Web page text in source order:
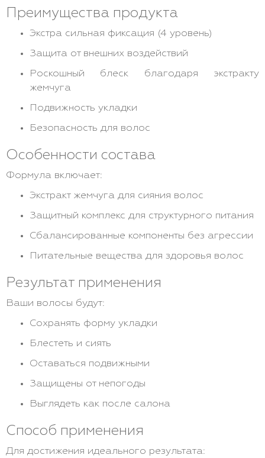
Преимущества продукта
Экстра сильная фиксация (4 уровень)
Защита от внешних воздействий
Роскошный блеск благодаря экстракту
жемчуга
Подвижность укладки
Безопасность для волос
Особенности состава
Формула включает:
Экстракт жемчуга для сияния волос
Защитный комплекс для структурного питания
Сбалансированные компоненты без агрессии
Питательные вещества для здоровья волос
Результат применения
Ваши волосы будут:
Сохранять форму укладки
Блестеть и сиять
Оставаться подвижными
Защищены от непогоды
Выглядеть как после салона
Способ применения
Для достижения идеального результата: